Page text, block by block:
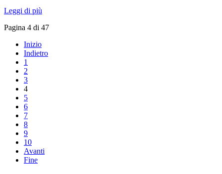
Leggi di più
Pagina 4 di 47
Inizio
Indietro
1
2
3
4
5
6
7
8
9
10
Avanti
Fine